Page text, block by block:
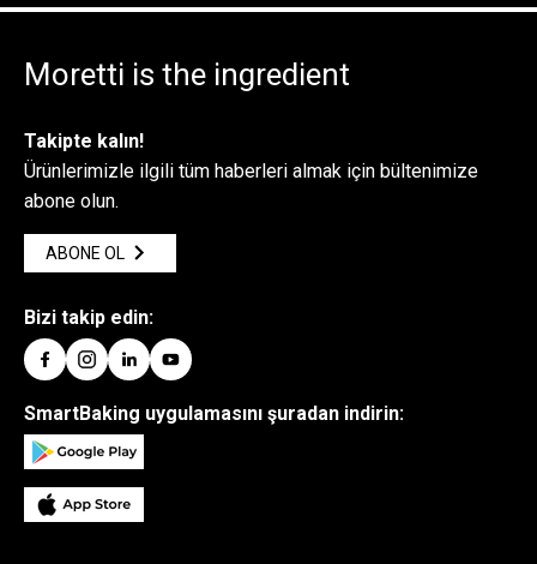
Moretti is the ingredient
Takipte kalın!
Ürünlerimizle ilgili tüm haberleri almak için bültenimize
abone olun.
ABONE OL
Bizi takip edin:
SmartBaking uygulamasını şuradan indirin: